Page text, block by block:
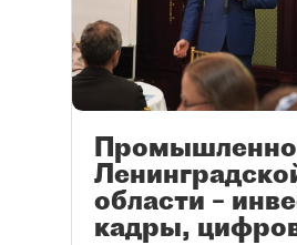
области –
кадры,